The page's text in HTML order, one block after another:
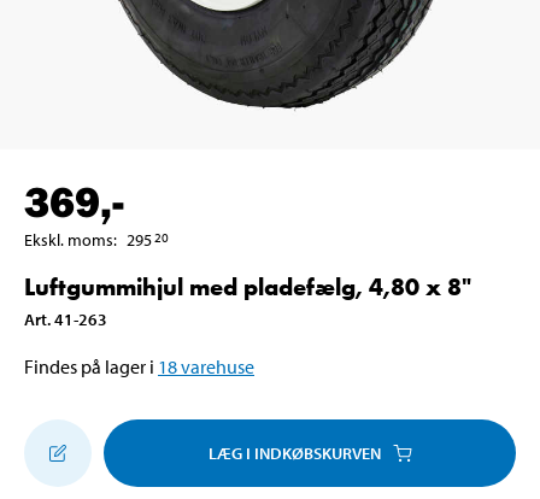
369,-
Ekskl. moms: 29520
Luftgummihjul med pladefælg, 4,80 x 8"
Art.41-263
Findes på lager i 18varehuse
LÆG I INDKØBSKURVEN